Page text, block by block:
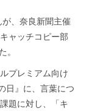
、奈良新聞主催
ャッチコピー部
プレミアム向け
日』に、言葉につ
題に対し、「キ